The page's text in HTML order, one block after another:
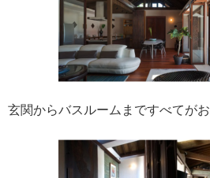
玄関からバスルームまですべてが